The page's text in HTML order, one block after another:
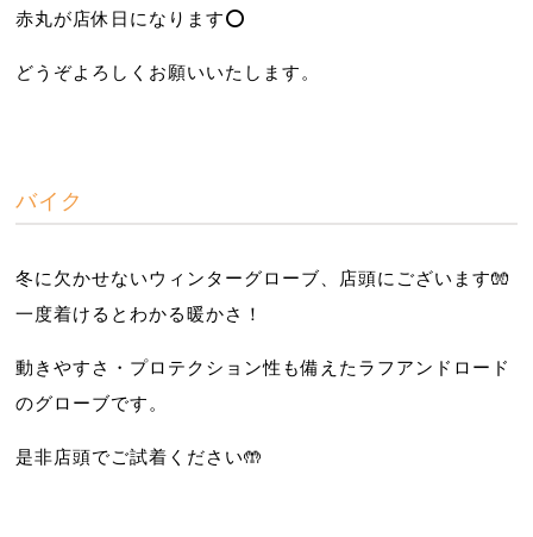
赤丸が店休日になります⭕️
どうぞよろしくお願いいたします。
バイク
冬に欠かせないウィンターグローブ、店頭にございます🧤
一度着けるとわかる暖かさ！
動きやすさ・プロテクション性も備えたラフアンドロード
のグローブです。
是非店頭でご試着ください🤲